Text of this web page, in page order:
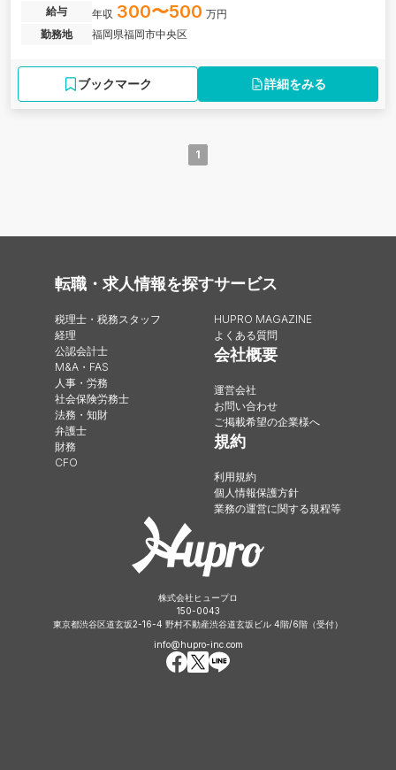
ド会計に強みを持つ税理士事務所の求人です。
給与 年収 300〜500 万円
勤務地
福岡県福岡市中央区
ブックマーク 詳細をみる
1
転職・求人情報を探す
税理士・税務スタッフ
経理
公認会計士
M&A・FAS
人事・労務
社会保険労務士
法務・知財
弁護士
財務
CFO
サービス
HUPRO MAGAZINE
よくある質問
会社概要
運営会社
お問い合わせ
ご掲載希望の企業様へ
規約
利用規約
個人情報保護方針
業務の運営に関する規程等
株式会社ヒュープロ
150-0043
東京都渋谷区道玄坂2-16-4 野村不動産渋谷道玄坂ビル 4階/6階（受付）
info@hupro-inc.com